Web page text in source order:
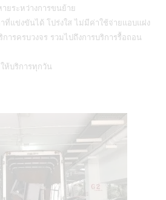
ยระหว่างการขนย้าย
าที่แข่งขันได้ โปร่งใส ไม่มีค่าใช้จ่ายแอบแฝง
การครบวงจร รวมไปถึงการบริการรื้อถอน
ห้บริการทุกวัน